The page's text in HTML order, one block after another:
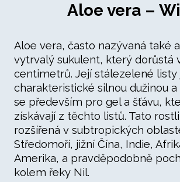
Aloe vera –
Aloe vera, často nazývaná také
vytrvalý sukulent, který dorůstá
centimetrů. Její stálezelené listy
charakteristické silnou dužinou a
se především pro gel a šťávu,
získávají z těchto listů. Tato
rozšířená v subtropických
Středomoří, jižní Čína, Indie,
Amerika, a pravděpodobně
kolem řeky Nil.